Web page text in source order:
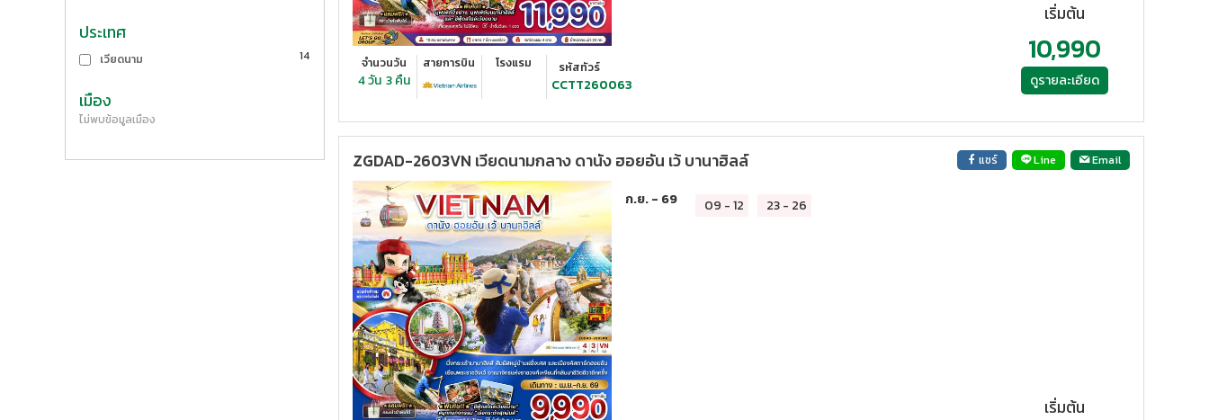
ประเทศ
เวียดนาม 14
เมือง
ไม่พบข้อมูลเมือง
จำนวนวัน
4 วัน 3 คืน
สายการบิน โรงแรม รหัสทัวร์
CCTT260063
เริ่มต้น
10,990
ดูรายละเอียด
ZGDAD-2603VN เวียดนามกลาง ดานัง ฮอยอัน เว้ บานาฮิลล์ แชร์ Line Email
ก.ย. - 69 09 -12 23- 26
เริ่มต้น